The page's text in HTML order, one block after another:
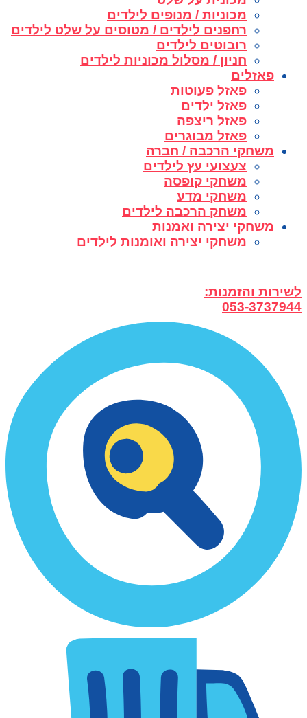
מכוניות / מנופים לילדים
רחפנים לילדים / מטוסים על שלט לילדים
רובוטים לילדים
חניון / מסלול מכוניות לילדים
פאזלים
פאזל פעוטות
פאזל ילדים
פאזל ריצפה
פאזל מבוגרים
משחקי הרכבה / חברה
צעצועי עץ לילדים
משחקי קופסה
משחקי מדע
משחק הרכבה לילדים
משחקי יצירה ואמנות
משחקי יצירה ואומנות לילדים
לשירות והזמנות:
053-3737944